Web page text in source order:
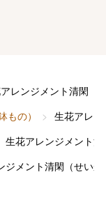
レンジメント清閑（
もの）
生花アレ
生花アレンジメント
ジメント清閑（せい